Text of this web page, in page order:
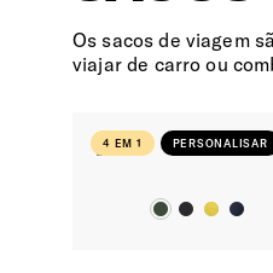
Os sacos de viagem
viajar de carro ou
4 EM 1 PERSONALISAR